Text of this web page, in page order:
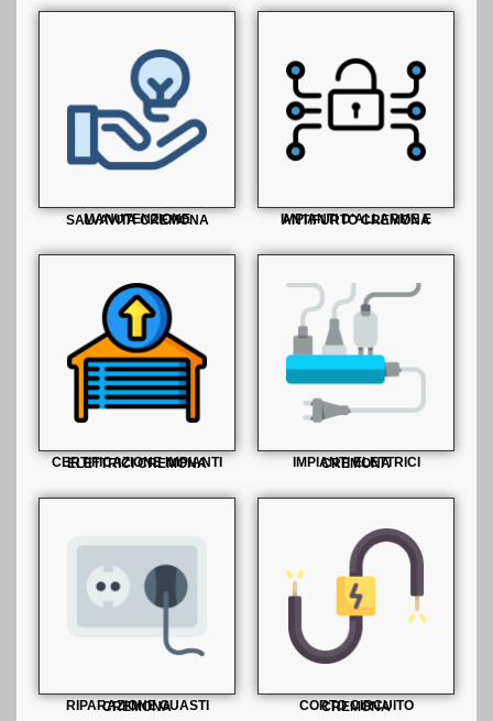
MANUTENZIONE SALVAVITA CREMONA IMPIANTI D'ALLARME E ANTIFURTO CREMONA
CERTIFICAZIONE IMPIANTI ELETTRICI CREMONA IMPIANTI ELETTRICI CREMONA
RIPARAZIONE GUASTI CREMONA CORTO CIRCUITO CREMONA